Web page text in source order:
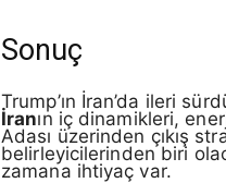
Sonuç
Trump’ın İran’da ileri
İranın iç dinamikleri,
Adası üzerinden çıkış
belirleyicilerinden biri
zamana ihtiyaç var.